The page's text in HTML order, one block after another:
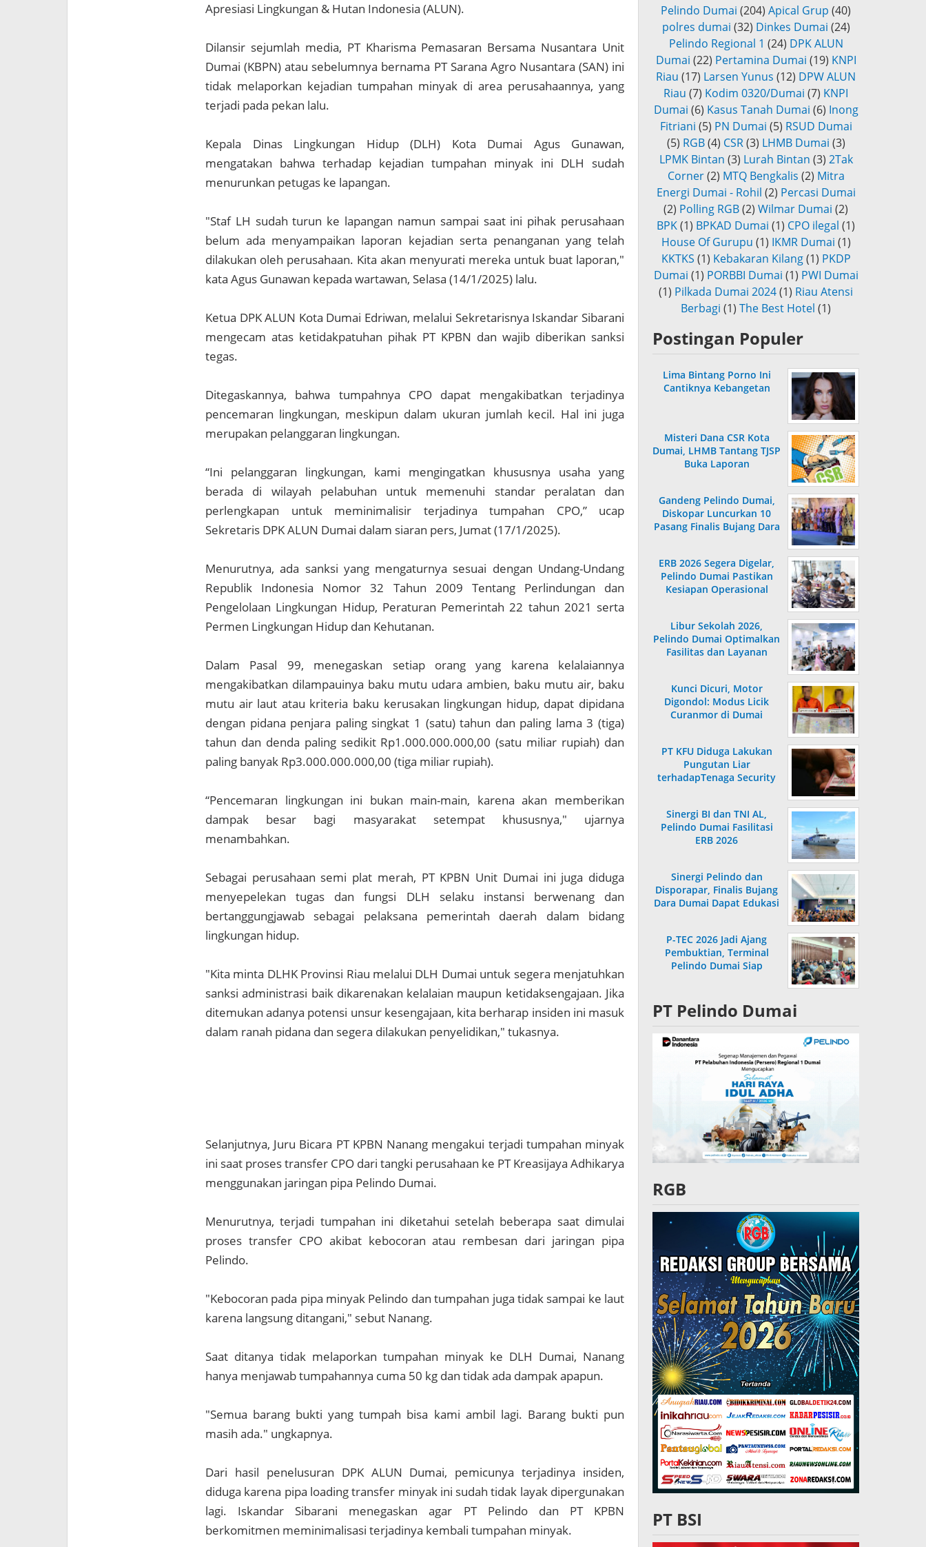
Apresiasi Lingkungan & Hutan Indonesia (ALUN).
Dilansir sejumlah media, PT Kharisma Pemasaran Bersama Nusantara Unit
Dumai (KBPN) atau sebelumnya bernama PT Sarana Agro Nusantara (SAN) ini
tidak melaporkan kejadian tumpahan minyak di area perusahaannya, yang
terjadi pada pekan lalu.
Kepala Dinas Lingkungan Hidup (DLH) Kota Dumai Agus Gunawan,
mengatakan bahwa terhadap kejadian tumpahan minyak ini DLH sudah
menurunkan petugas ke lapangan.
"Staf LH sudah turun ke lapangan namun sampai saat ini pihak perusahaan
belum ada menyampaikan laporan kejadian serta penanganan yang telah
dilakukan oleh perusahaan. Kita akan menyurati mereka untuk buat laporan,"
kata Agus Gunawan kepada wartawan, Selasa (14/1/2025) lalu.
Ketua DPK ALUN Kota Dumai Edriwan, melalui Sekretarisnya Iskandar Sibarani
mengecam atas ketidakpatuhan pihak PT KPBN dan wajib diberikan sanksi
tegas.
Ditegaskannya, bahwa tumpahnya CPO dapat mengakibatkan terjadinya
pencemaran lingkungan, meskipun dalam ukuran jumlah kecil. Hal ini juga
merupakan pelanggaran lingkungan.
“Ini pelanggaran lingkungan, kami mengingatkan khususnya usaha yang
berada di wilayah pelabuhan untuk memenuhi standar peralatan dan
perlengkapan untuk meminimalisir terjadinya tumpahan CPO,” ucap
Sekretaris DPK ALUN Dumai dalam siaran pers, Jumat (17/1/2025).
Menurutnya, ada sanksi yang mengaturnya sesuai dengan Undang-Undang
Republik Indonesia Nomor 32 Tahun 2009 Tentang Perlindungan dan
Pengelolaan Lingkungan Hidup, Peraturan Pemerintah 22 tahun 2021 serta
Permen Lingkungan Hidup dan Kehutanan.
Dalam Pasal 99, menegaskan setiap orang yang karena kelalaiannya
mengakibatkan dilampauinya baku mutu udara ambien, baku mutu air, baku
mutu air laut atau kriteria baku kerusakan lingkungan hidup, dapat dipidana
dengan pidana penjara paling singkat 1 (satu) tahun dan paling lama 3 (tiga)
tahun dan denda paling sedikit Rp1.000.000.000,00 (satu miliar rupiah) dan
paling banyak Rp3.000.000.000,00 (tiga miliar rupiah).
“Pencemaran lingkungan ini bukan main-main, karena akan memberikan
dampak besar bagi masyarakat setempat khususnya," ujarnya
menambahkan.
Sebagai perusahaan semi plat merah, PT KPBN Unit Dumai ini juga diduga
menyepelekan tugas dan fungsi DLH selaku instansi berwenang dan
bertanggungjawab sebagai pelaksana pemerintah daerah dalam bidang
lingkungan hidup.
"Kita minta DLHK Provinsi Riau melalui DLH Dumai untuk segera menjatuhkan
sanksi administrasi baik dikarenakan kelalaian maupun ketidaksengajaan. Jika
ditemukan adanya potensi unsur kesengajaan, kita berharap insiden ini masuk
dalam ranah pidana dan segera dilakukan penyelidikan," tukasnya.
Selanjutnya, Juru Bicara PT KPBN Nanang mengakui terjadi tumpahan minyak
ini saat proses transfer CPO dari tangki perusahaan ke PT Kreasijaya Adhikarya
menggunakan jaringan pipa Pelindo Dumai.
Menurutnya, terjadi tumpahan ini diketahui setelah beberapa saat dimulai
proses transfer CPO akibat kebocoran atau rembesan dari jaringan pipa
Pelindo.
"Kebocoran pada pipa minyak Pelindo dan tumpahan juga tidak sampai ke laut
karena langsung ditangani," sebut Nanang.
Saat ditanya tidak melaporkan tumpahan minyak ke DLH Dumai, Nanang
hanya menjawab tumpahannya cuma 50 kg dan tidak ada dampak apapun.
"Semua barang bukti yang tumpah bisa kami ambil lagi. Barang bukti pun
masih ada." ungkapnya.
Dari hasil penelusuran DPK ALUN Dumai, pemicunya terjadinya insiden,
diduga karena pipa loading transfer minyak ini sudah tidak layak dipergunakan
lagi. Iskandar Sibarani menegaskan agar PT Pelindo dan PT KPBN
berkomitmen meminimalisasi terjadinya kembali tumpahan minyak.
Pelindo Dumai (204) Apical Grup (40)
polres dumai (32) Dinkes Dumai (24)
Pelindo Regional 1 (24) DPK ALUN
Dumai (22) Pertamina Dumai (19) KNPI
Riau (17) Larsen Yunus (12) DPW ALUN
Riau (7) Kodim 0320/Dumai (7) KNPI
Dumai (6) Kasus Tanah Dumai (6) Inong
Fitriani (5) PN Dumai (5) RSUD Dumai
(5) RGB (4) CSR (3) LHMB Dumai (3)
LPMK Bintan (3) Lurah Bintan (3) 2Tak
Corner (2) MTQ Bengkalis (2) Mitra
Energi Dumai - Rohil (2) Percasi Dumai
(2) Polling RGB(2) Wilmar Dumai (2)
BPK(1) BPKAD Dumai (1) CPO ilegal (1)
House Of Gurupu (1) IKMR Dumai (1)
KKTKS (1) Kebakaran Kilang (1) PKDP
Dumai (1) PORBBI Dumai (1) PWI Dumai
(1) Pilkada Dumai 2024(1) Riau Atensi
Berbagi (1) The Best Hotel (1)
Postingan Populer
Lima Bintang Porno Ini
Cantiknya Kebangetan
Misteri Dana CSR Kota
Dumai, LHMB Tantang TJSP
Buka Laporan
Gandeng Pelindo Dumai,
Diskopar Luncurkan 10
Pasang Finalis Bujang Dara
ERB 2026 Segera Digelar,
Pelindo Dumai Pastikan
Kesiapan Operasional
Libur Sekolah 2026,
Pelindo Dumai Optimalkan
Fasilitas dan Layanan
Kunci Dicuri, Motor
Digondol: Modus Licik
Curanmor di Dumai
PT KFU Diduga Lakukan
Pungutan Liar
terhadapTenaga Security
Sinergi BI dan TNI AL,
Pelindo Dumai Fasilitasi
ERB 2026
Sinergi Pelindo dan
Disporapar, Finalis Bujang
Dara Dumai Dapat Edukasi
P-TEC 2026 Jadi Ajang
Pembuktian, Terminal
Pelindo Dumai Siap
PT Pelindo Dumai
RGB
PT BSI